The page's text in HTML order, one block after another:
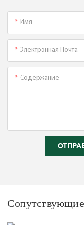
Имя
Электронная Почта
Содержание